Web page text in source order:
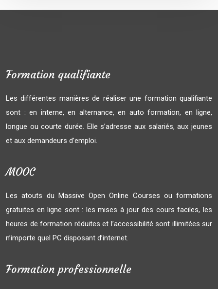
Formation qualifiante
Les différentes manières de réaliser une formation qualifiante
sont : en interne, en alternance, en auto formation, en ligne,
longue ou courte durée. Elle s’adresse aux salariés, aux jeunes
et aux demandeurs d’emploi.
MOOC
Les atouts du Massive Open Online Courses ou formations
gratuites en ligne sont : les mises à jour des cours faciles, les
heures de formation réduites et l’accessibilité sont illimitées sur
n’importe quel PC disposant d’internet.
Formation professionnelle